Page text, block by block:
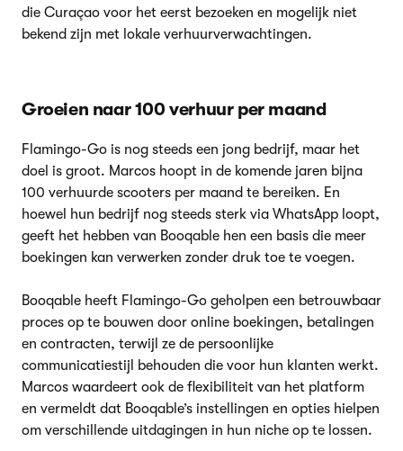
die Curaçao voor het eerst bezoeken en mogelijk niet
bekend zijn met lokale verhuurverwachtingen.
Groeien naar 100 verhuur per maand
Flamingo-Go is nog steeds een jong bedrijf, maar het
doel is groot. Marcos hoopt in de komende jaren bijna
100 verhuurde scooters per maand te bereiken. En
hoewel hun bedrijf nog steeds sterk via WhatsApp loopt,
geeft het hebben van Booqable hen een basis die meer
boekingen kan verwerken zonder druk toe te voegen.
Booqable heeft Flamingo-Go geholpen een betrouwbaar
proces op te bouwen door online boekingen, betalingen
en contracten, terwijl ze de persoonlijke
communicatiestijl behouden die voor hun klanten werkt.
Marcos waardeert ook de flexibiliteit van het platform
en vermeldt dat Booqable’s instellingen en opties hielpen
om verschillende uitdagingen in hun niche op te lossen.